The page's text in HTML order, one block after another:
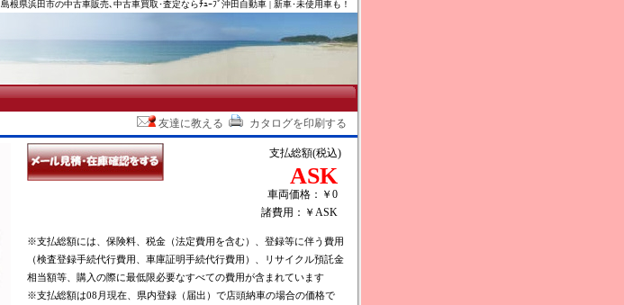
島根県浜田市の中古車販売､中古車買取･査定ならﾁｭｰﾌﾞ沖田自動車 | 新車･未使用車も！
友達に教える カタログを印刷する
支払総額(税込)
ASK
車両価格：￥0
諸費用：￥ASK
※支払総額には、保険料、税金（法定費用を含む）、登録等に伴う費用
（検査登録手続代行費用、車庫証明手続代行費用）、リサイクル預託金
相当額等、購入の際に最低限必要なすべての費用が含まれています
※支払総額は08月現在、県内登録（届出）で店頭納車の場合の価格で